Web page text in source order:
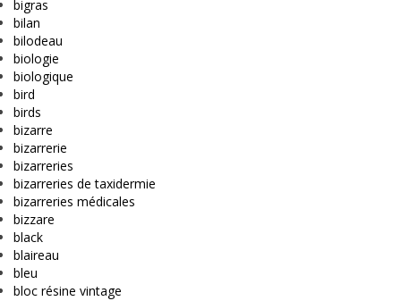
bigras
bilan
bilodeau
biologie
biologique
bird
birds
bizarre
bizarrerie
bizarreries
bizarreries de taxidermie
bizarreries médicales
bizzare
black
blaireau
bleu
bloc résine vintage